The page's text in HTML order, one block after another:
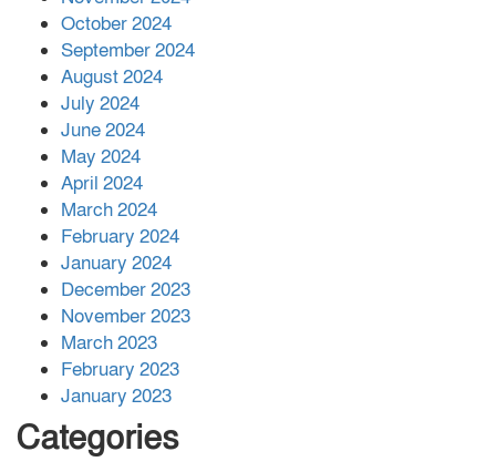
সহায়তা দিলেন সাচিং প্রু জেরী
October 2024
September 2024
August 2024
July 2024
June 2024
May 2024
April 2024
March 2024
February 2024
January 2024
December 2023
November 2023
March 2023
February 2023
January 2023
Categories